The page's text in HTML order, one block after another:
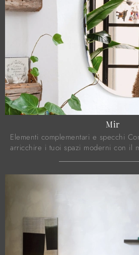
Mir
Elementi complementari e specchi
arricchire i tuoi spazi moderni con il